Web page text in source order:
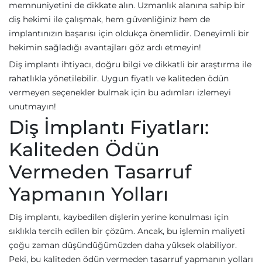
memnuniyetini de dikkate alın. Uzmanlık alanına sahip bir
diş hekimi ile çalışmak, hem güvenliğiniz hem de
implantınızın başarısı için oldukça önemlidir. Deneyimli bir
hekimin sağladığı avantajları göz ardı etmeyin!
Diş implantı ihtiyacı, doğru bilgi ve dikkatli bir araştırma ile
rahatlıkla yönetilebilir. Uygun fiyatlı ve kaliteden ödün
vermeyen seçenekler bulmak için bu adımları izlemeyi
unutmayın!
Diş İmplantı Fiyatları:
Kaliteden Ödün
Vermeden Tasarruf
Yapmanın Yolları
Diş implantı, kaybedilen dişlerin yerine konulması için
sıklıkla tercih edilen bir çözüm. Ancak, bu işlemin maliyeti
çoğu zaman düşündüğümüzden daha yüksek olabiliyor.
Peki, bu kaliteden ödün vermeden tasarruf yapmanın yolları